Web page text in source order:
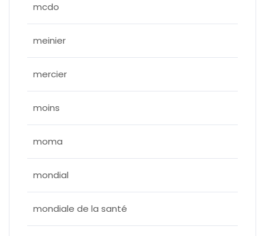
mcdo
meinier
mercier
moins
moma
mondial
mondiale de la santé